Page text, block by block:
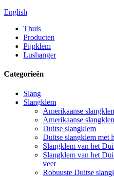
English
Thuis
Producten
Pijpklem
Lushanger
Categorieën
Slang
Slangklem
Amerikaanse
Amerikaanse
Duitse slangklem
Duitse slangklem met
Slangklem van het
Slangklem van het
veer
Robuuste Duitse